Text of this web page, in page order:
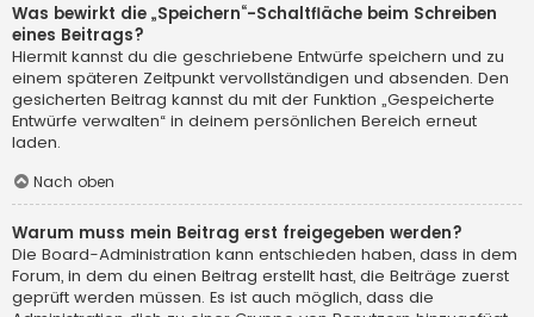
Was bewirkt die „Speichern“-Schaltfläche beim Schreiben
eines Beitrags?
Hiermit kannst du die geschriebene Entwürfe speichern und zu
einem späteren Zeitpunkt vervollständigen und absenden. Den
gesicherten Beitrag kannst du mit der Funktion „Gespeicherte
Entwürfe verwalten“ in deinem persönlichen Bereich erneut
laden.
Nach oben
Warum muss mein Beitrag erst freigegeben werden?
Die Board-Administration kann entschieden haben, dass in dem
Forum, in dem du einen Beitrag erstellt hast, die Beiträge zuerst
geprüft werden müssen. Es ist auch möglich, dass die